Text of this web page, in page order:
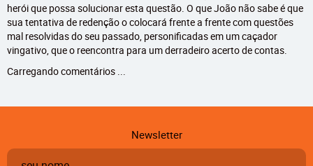
herói que possa solucionar esta questão. O que João não sabe é que
sua tentativa de redenção o colocará frente a frente com questões
mal resolvidas do seu passado, personificadas em um caçador
vingativo, que o reencontra para um derradeiro acerto de contas.
Carregando comentários ...
Newsletter